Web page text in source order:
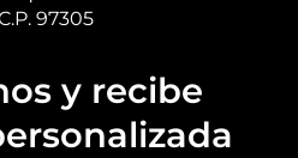
97305
y recibe